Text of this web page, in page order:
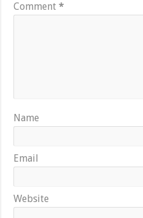
Comment*
Name
Email
Website